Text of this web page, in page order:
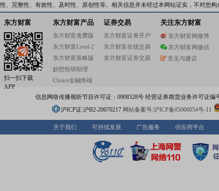
性、完整性、有效性、及时性、原创性等。相关信息并未经过本网站证实，不对您
东方财富
扫一扫下载
APP
东方财富产品
东方财富免费版
东方财富Level-2
东方财富策略版
妙想投研助理
Choice金融终端
证券交易
东方财富证券开户
东方财富在线交易
东方财富证券交易
关注东方财富
东方财富网微博
东方财富网微信
意见与建议
信息网络传播视听节目许可证：0908328号 经营证券期货业务许可证编
沪ICP证:沪B2-20070217 网站备案号:沪ICP备05006054号-11
关于我们 可持续发展 广告服务 供应商平台